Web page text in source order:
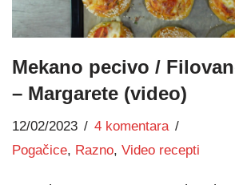
Mekano pecivo /
– Margarete (video)
12/02/2023
4 komentara
Pogačice, Razno, Video recepti